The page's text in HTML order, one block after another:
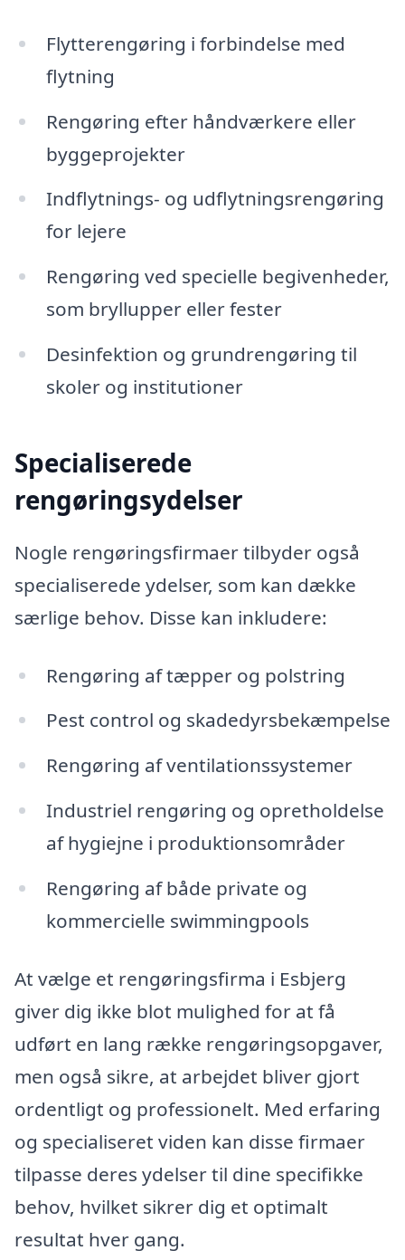
Flytterengøring i forbindelse med
flytning
Rengøring efter håndværkere eller
byggeprojekter
Indflytnings- og udflytningsrengøring
for lejere
Rengøring ved specielle begivenheder,
som bryllupper eller fester
Desinfektion og grundrengøring til
skoler og institutioner
Specialiserede
rengøringsydelser
Nogle rengøringsfirmaer tilbyder også
specialiserede ydelser, som kan dække
særlige behov. Disse kan inkludere:
Rengøring af tæpper og polstring
Pest control og skadedyrsbekæmpelse
Rengøring af ventilationssystemer
Industriel rengøring og opretholdelse
af hygiejne i produktionsområder
Rengøring af både private og
kommercielle swimmingpools
At vælge et rengøringsfirma i Esbjerg
giver dig ikke blot mulighed for at få
udført en lang række rengøringsopgaver,
men også sikre, at arbejdet bliver gjort
ordentligt og professionelt. Med erfaring
og specialiseret viden kan disse firmaer
tilpasse deres ydelser til dine specifikke
behov, hvilket sikrer dig et optimalt
resultat hver gang.